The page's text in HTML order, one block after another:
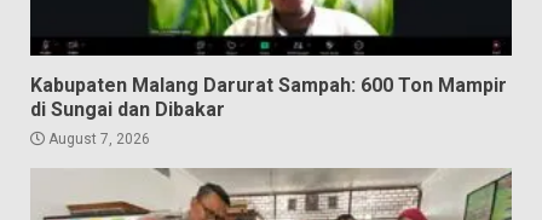
Kabupaten Malang Darurat Sampah: 600 Ton Mampir
di Sungai dan Dibakar
August 7, 2026